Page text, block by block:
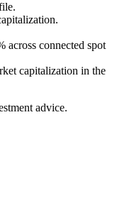
across connected spot
capitalization in the
advice.